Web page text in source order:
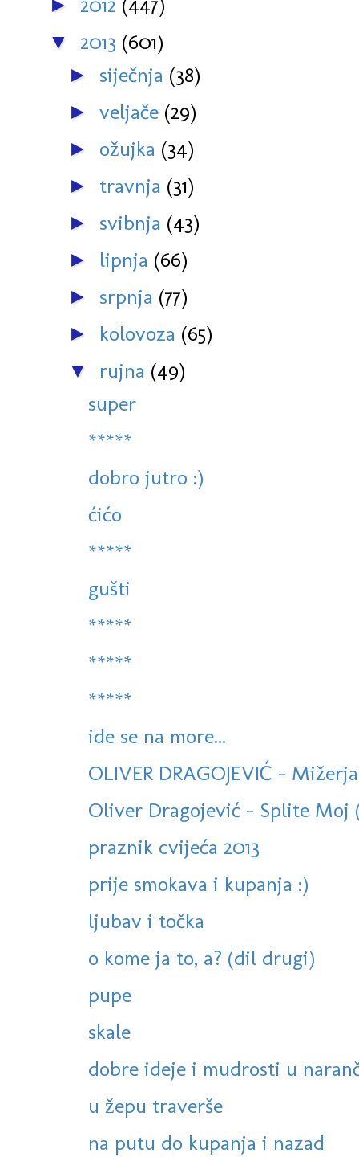
►
▼ 2013 (601)
► siječnja (38)
► veljače (29)
► ožujka (34)
► travnja (31)
► svibnja (43)
► lipnja (66)
► srpnja (77)
► kolovoza (65)
▼ rujna (49)
super
*****
dobro jutro :)
ćićo
*****
gušti
*****
*****
*****
ide se na more...
OLIVER DRAGOJEVIĆ - Mižerja
Oliver Dragojević - Splite Moj
praznik cvijeća 2013
prije smokava i kupanja :)
ljubav i točka
o kome ja to, a? (dil drugi)
pupe
skale
dobre ideje i mudrosti u
u žepu traverše
na putu do kupanja i nazad